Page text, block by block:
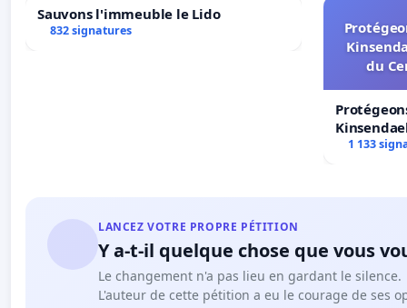
Cet ajout étend considérablement les possibilités
n’est réellement promue en France – dans
circonscrites, pouvait être accepté devient la norme
européen est associé. Notons que tout financement
Loin de contribuer à une quelconque «
davantage araser toute différence linguistique entre
autres, pour les jeter dans une sphère culturelle
Sauvons l'immeuble le Lido
832 signatures
du
Centre
1 133
LANCEZ VOTRE PROPRE PÉTITION
Y a-t-il quelque chose que vous
Le changement n'a pas lieu en gardant le silence.
L'auteur de cette pétition a eu le courage de ses